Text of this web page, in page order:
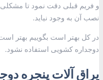
و فریم قبلی دقت نمود تا مشکلی
نصب آن به وجود نیاید.
در کل بهتر است بگوییم بهتر
دوجداره کشویی استفاده نشود.
یراق آلات پنجره